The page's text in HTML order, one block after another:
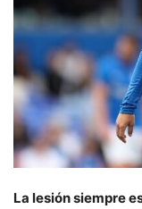
La lesión siempre